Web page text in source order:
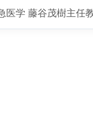
医学 藤谷茂樹主任